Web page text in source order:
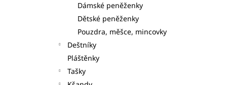
Dámské peněženky
Dětské peněženky
Pouzdra, měšce, mincovky
Deštníky
Pláštěnky
Tašky